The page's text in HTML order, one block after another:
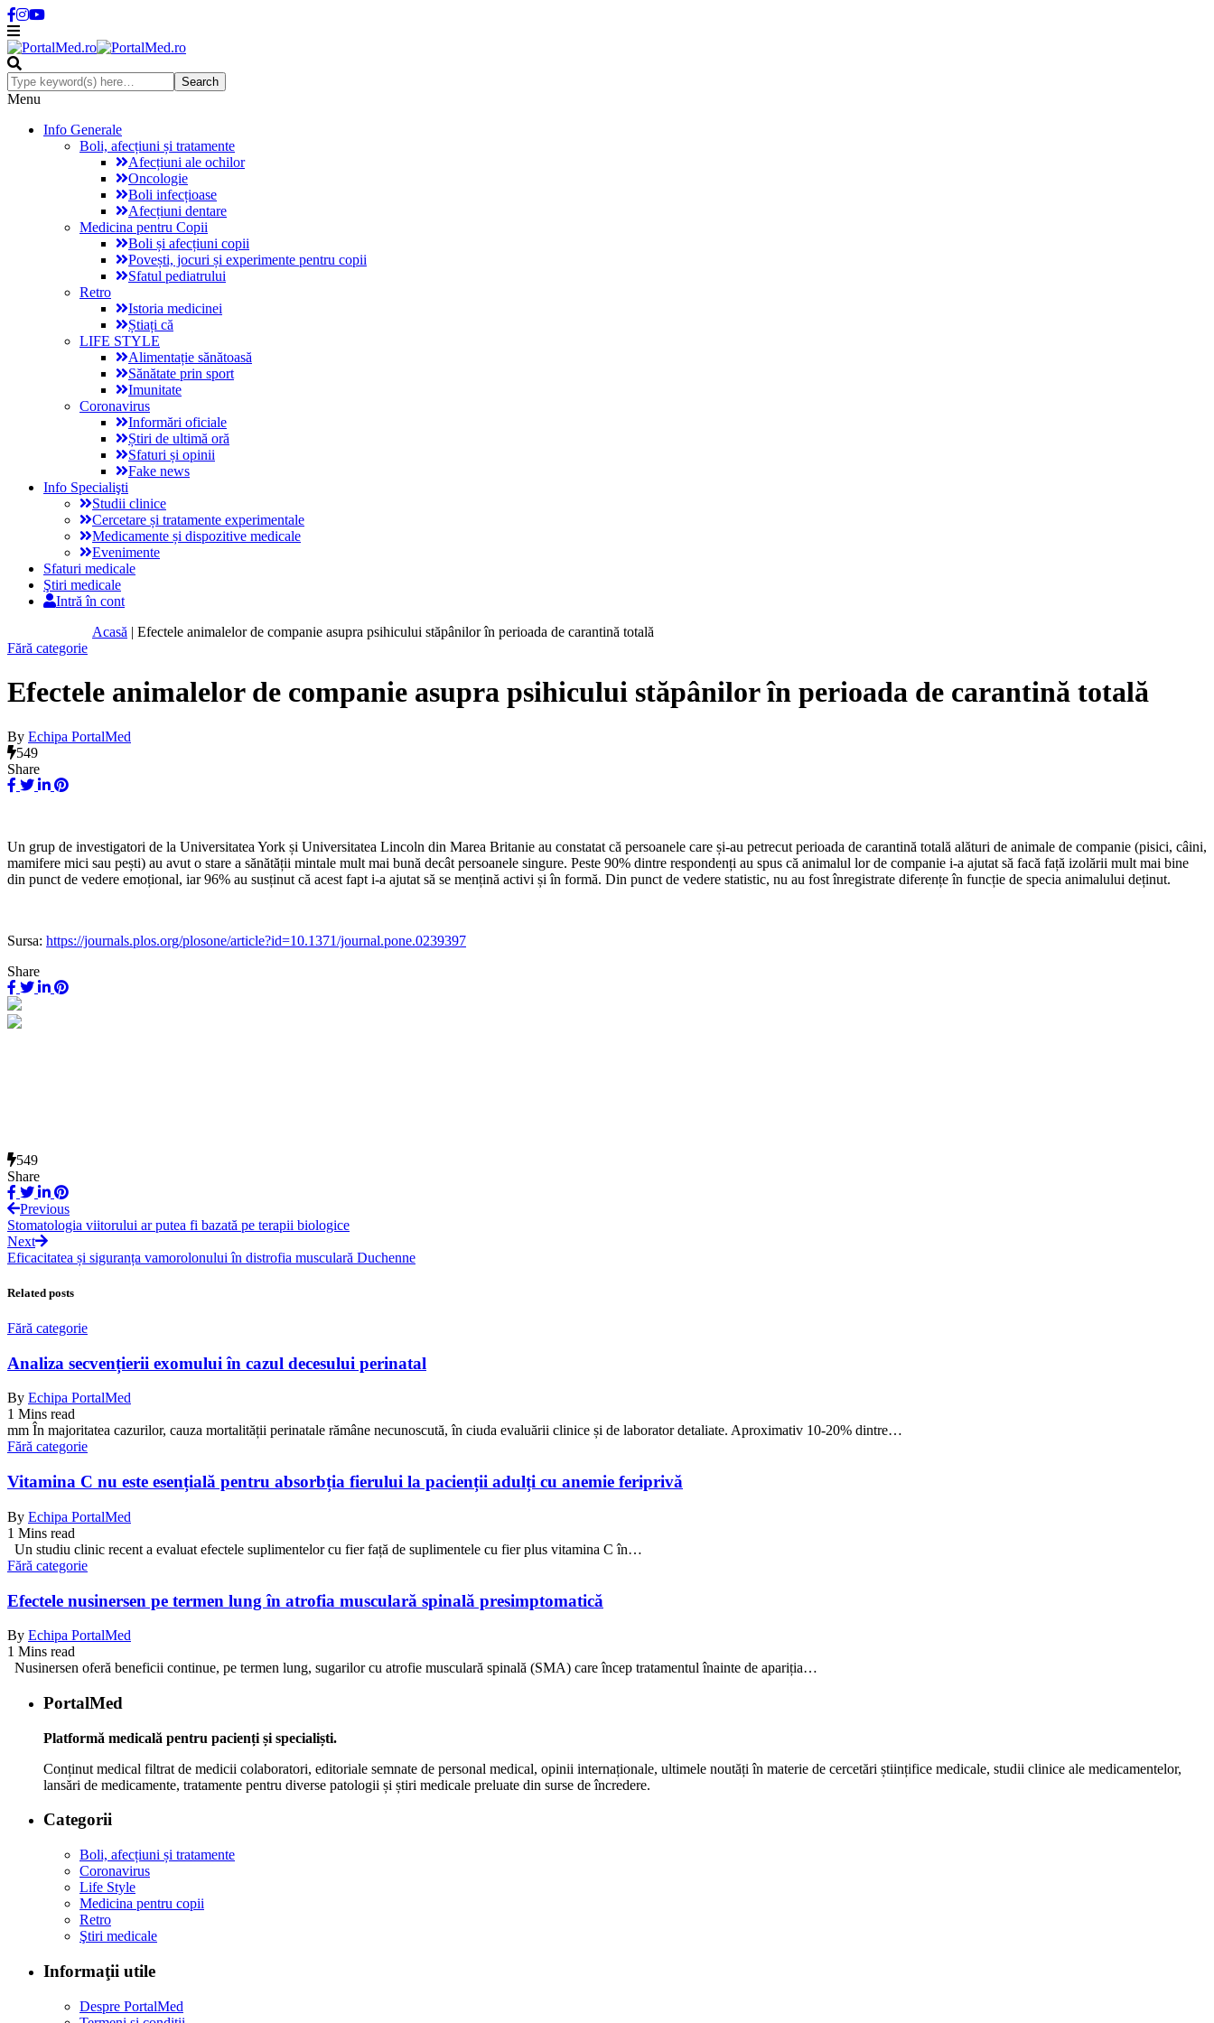
Menu
Info Generale
Boli, afecțiuni și tratamente
Afecțiuni ale ochilor
Oncologie
Boli infecțioase
Afecțiuni dentare
Medicina pentru Copii
Boli și afecțiuni copii
Povești, jocuri și experimente pentru copii
Sfatul pediatrului
Retro
Istoria medicinei
Știați că
LIFE STYLE
Alimentație sănătoasă
Sănătate prin sport
Imunitate
Coronavirus
Informări oficiale
Știri de ultimă oră
Sfaturi și opinii
Fake news
Info Specialişti
Studii clinice
Cercetare și tratamente experimentale
Medicamente și dispozitive medicale
Evenimente
Sfaturi medicale
Ştiri medicale
Intră în cont
Acasă | Efectele animalelor de companie asupra psihicului stăpânilor în perioada de carantină totală
Fără categorie
Efectele animalelor de companie asupra psihicului stăpânilor în perioada de carantină totală
By Echipa PortalMed
549
Share
Un grup de investigatori de la Universitatea York și Universitatea Lincoln din Marea Britanie au constatat că persoanele care și-au petrecut perioada de carantină totală alături de animale de companie (pisici, câini,
mamifere mici sau pești) au avut o stare a sănătății mintale mult mai bună decât persoanele singure. Peste 90% dintre respondenți au spus că animalul lor de companie i-a ajutat să facă față izolării mult mai bine
din punct de vedere emoțional, iar 96% au susținut că acest fapt i-a ajutat să se mențină activi și în formă. Din punct de vedere statistic, nu au fost înregistrate diferențe în funcție de specia animalului deținut.
Sursa: https://journals.plos.org/plosone/article?id=10.1371/journal.pone.0239397
Share
549
Share
Previous
Stomatologia viitorului ar putea fi bazată pe terapii biologice
Next
Eficacitatea și siguranța vamorolonului în distrofia musculară Duchenne
Related posts
Fără categorie
Analiza secvențierii exomului în cazul decesului perinatal
By Echipa PortalMed
1 Mins read
mm În majoritatea cazurilor, cauza mortalității perinatale rămâne necunoscută, în ciuda evaluării clinice și de laborator detaliate. Aproximativ 10-20% dintre…
Fără categorie
Vitamina C nu este esențială pentru absorbția fierului la pacienții adulți cu anemie feriprivă
By Echipa PortalMed
1 Mins read
Un studiu clinic recent a evaluat efectele suplimentelor cu fier față de suplimentele cu fier plus vitamina C în…
Fără categorie
Efectele nusinersen pe termen lung în atrofia musculară spinală presimptomatică
By Echipa PortalMed
1 Mins read
Nusinersen oferă beneficii continue, pe termen lung, sugarilor cu atrofie musculară spinală (SMA) care încep tratamentul înainte de apariția…
PortalMed
Platformă medicală pentru pacienți și specialiști.
Conținut medical filtrat de medicii colaboratori, editoriale semnate de personal medical, opinii internaționale, ultimele noutăți în materie de cercetări științifice medicale, studii clinice ale medicamentelor,
lansări de medicamente, tratamente pentru diverse patologii și știri medicale preluate din surse de încredere.
Categorii
Boli, afecțiuni și tratamente
Coronavirus
Life Style
Medicina pentru copii
Retro
Ştiri medicale
Informaţii utile
Despre PortalMed